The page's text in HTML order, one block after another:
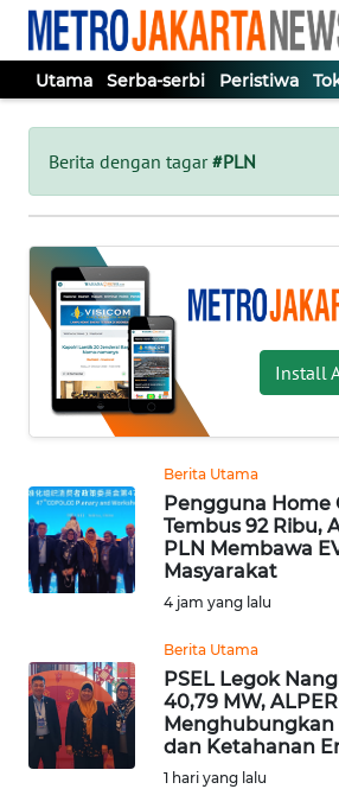
Utama Serba-serbi Peristiwa
Berita dengan tagar#PLN
Install
Berita Utama
Pengguna Home
Tembus 92 Ribu,
PLN Membawa
Masyarakat
4 jam yang lalu
Berita Utama
PSEL Legok
40,79 MW,
Menghubungkan
dan Ketahanan
1 hari yang lalu
Tutup
UTAMA
SERBA-
SERBI
PERISTIWA
TOKOH
OPINI
Informasi
KONTAK
KAMI